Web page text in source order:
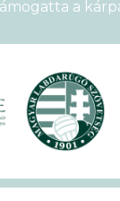
a
meg
sportoltatok
kezdetét